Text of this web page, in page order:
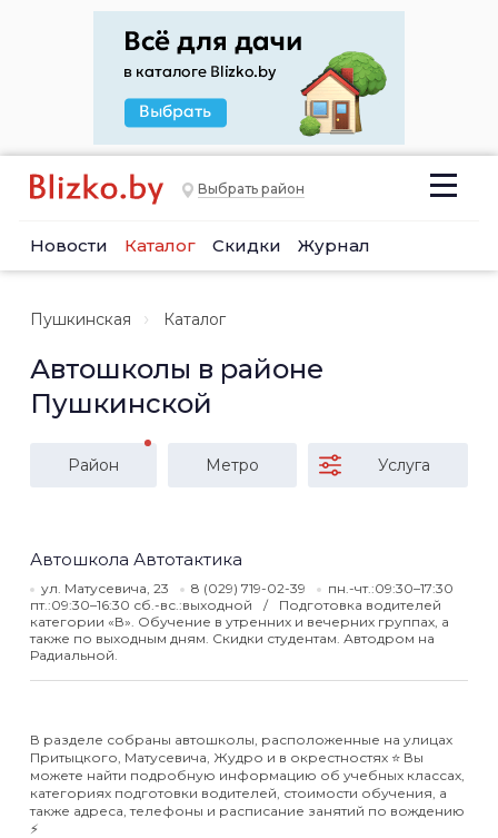
Выбрать район
Новости Каталог Скидки Журнал
Пушкинская Каталог
Автошколы в районе
Пушкинской
Район Метро Услуга
Автошкола Автотактика
ул. Матусевича, 23 8 (029) 719-02-39
пн.-чт.:09:30–17:30
пт.:09:30–16:30 сб.-вс.:выходной
Подготовка водителей
категории «В». Обучение в утренних и вечерних группах, а
также по выходным дням. Скидки студентам. Автодром на
Радиальной.
В разделе собраны автошколы, расположенные на улицах
Притыцкого, Матусевича, Жудро и в окрестностях ⭐️ Вы
можете найти подробную информацию об учебных классах,
категориях подготовки водителей, стоимости обучения, а
также адреса, телефоны и расписание занятий по вождению
⚡️